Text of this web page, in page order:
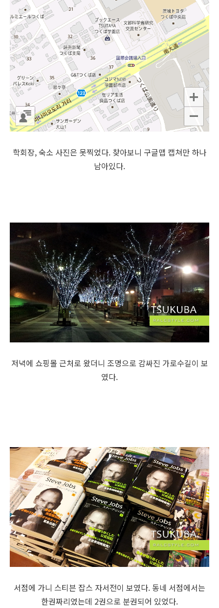
학회장, 숙소 사진은 못찍었다. 찾아보니 구글맵 캡쳐만 하나
남아있다.
저녁에 쇼핑몰 근처로 왔더니 조명으로 감싸진 가로수길이 보
였다.
서점에 가니 스티븐 잡스 자서전이 보였다. 동네 서점에서는
한권짜리였는데 2권으로 분권되어 있었다.